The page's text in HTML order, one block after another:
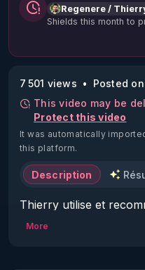
Regenere /
Shields this month to
7 501 views
Posted
This video may be
Protect this video
It was automatically
this platform.
Description
Thierry utilise et
Revo 830. Code
More